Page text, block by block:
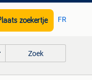
zoekertje FR
Zoek